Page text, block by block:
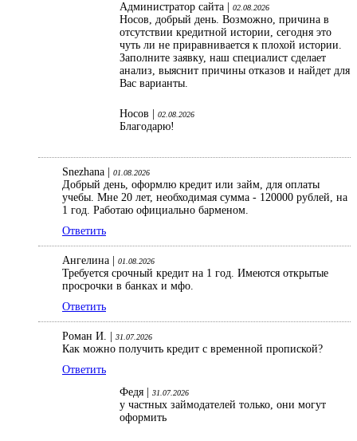
Администратор сайта |
02.08.2026
Носов, добрый день. Возможно, причина в
отсутствии кредитной истории, сегодня это
чуть ли не приравнивается к плохой истории.
Заполните заявку, наш специалист сделает
анализ, выяснит причины отказов и найдет для
Вас варианты.
Носов | 02.08.2026
Благодарю!
Snezhana | 01.08.2026
Добрый день, оформлю кредит или займ, для оплаты
учебы. Мне 20 лет, необходимая сумма - 120000 рублей, на
1 год. Работаю официально барменом.
Ответить
Ангелина | 01.08.2026
Требуется срочный кредит на 1 год. Имеются открытые
просрочки в банках и мфо.
Ответить
Роман И. | 31.07.2026
Как можно получить кредит с временной пропиской?
Ответить
Федя |
31.07.2026
у частных займодателей только, они могут
оформить